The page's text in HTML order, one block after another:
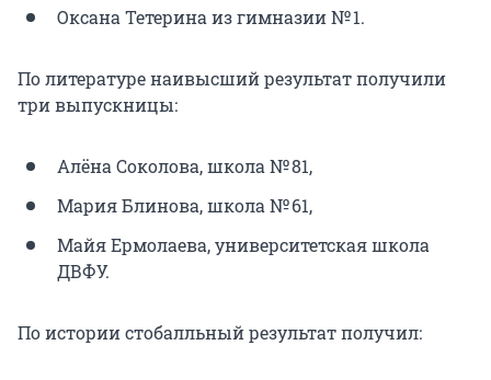
Оксана Тетерина из гимназии № 1.
По литературе наивысший результат получили
три выпускницы:
Алёна Соколова, школа № 81,
Мария Блинова, школа № 61,
Майя Ермолаева, университетская школа
ДВФУ.
По истории стобалльный результат получил: